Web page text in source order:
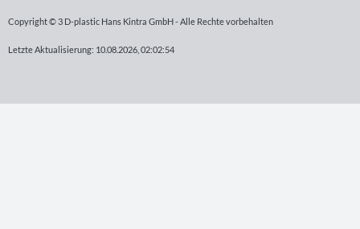
Copyright © 3 D-plastic Hans Kintra GmbH - Alle Rechte vorbehalten
Letzte Aktualisierung: 10.08.2026, 02:02:54